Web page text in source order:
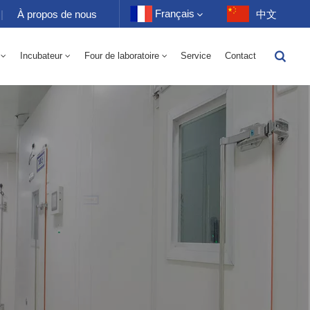
| À propos de nous Français
Français
Português
中文
Incubateur Four de laboratoire Service Contact